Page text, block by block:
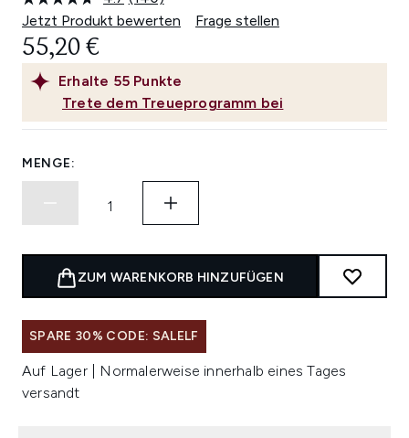
140
Bewertungen
auf
derselben
Jetzt Produkt bewerten
Frage stellen
Erhalte 55 Punkte
Trete dem Treueprogramm bei
55,20 €
MENGE:
ZUM WARENKORB HINZUFÜGEN
SPARE 30% CODE: SALELF
Auf Lager | Normalerweise innerhalb eines Tages
versandt